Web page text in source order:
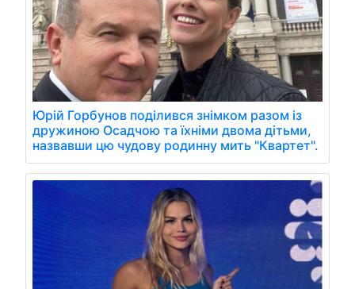
Юрій Горбунов поділився знімком разом із
дружиною Осадчою та їхніми двома дітьми,
назвавши цю чудову родинну мить "Квартет".